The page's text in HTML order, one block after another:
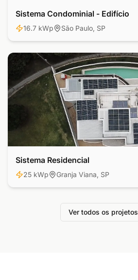
Comercial
Sistema Condominial - Edifício
16.7 kWp São Paulo, SP
Residencial
Sistema Residencial
25 kWp Granja Viana, SP
Ver todos os projetos